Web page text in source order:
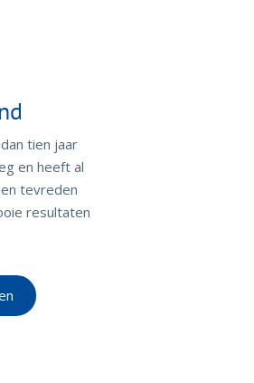
tien jaar
en heeft al
tevreden
resultaten